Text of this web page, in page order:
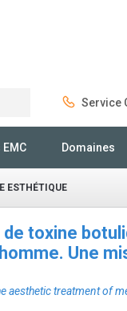
Service
Domaines
ESTHÉTIQUE
toxine
Une
treatment of